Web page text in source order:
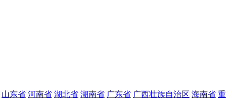
山东省 河南省 湖北省 湖南省 广东省 广西壮族自治区 海南省 重